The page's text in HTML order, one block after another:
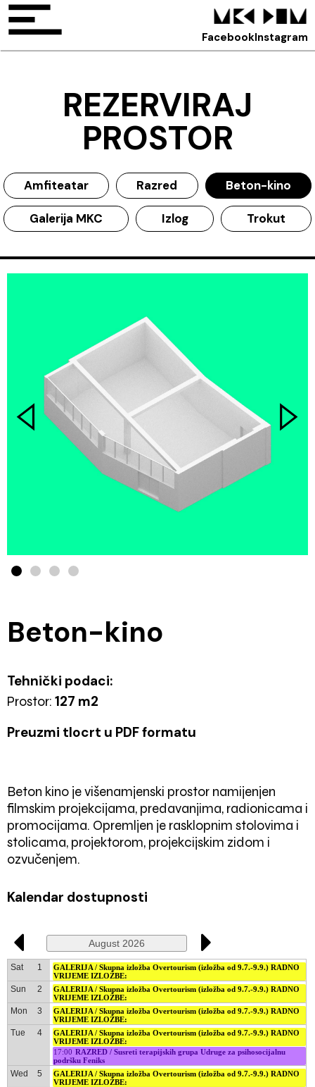
FacebookInstagram
REZERVIRAJ
PROSTOR
Amfiteatar Razred Beton-kino
Galerija MKC Izlog Trokut
Beton-kino
Tehnički podaci:
Prostor: 127 m2
Preuzmi tlocrt u PDF formatu
Beton kino je višenamjenski prostor namijenjen
filmskim projekcijama, predavanjima, radionicama i
promocijama. Opremljen je rasklopnim stolovima i
stolicama, projektorom, projekcijskim zidom i
ozvučenjem.
Kalendar dostupnosti